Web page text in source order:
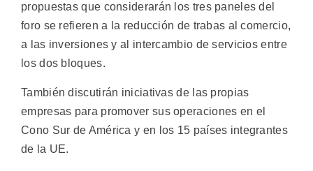
propuestas que considerarán los tres paneles del
foro se refieren a la reducción de trabas al comercio,
a las inversiones y al intercambio de servicios entre
los dos bloques.
También discutirán iniciativas de las propias
empresas para promover sus operaciones en el
Cono Sur de América y en los 15 países integrantes
de la UE.